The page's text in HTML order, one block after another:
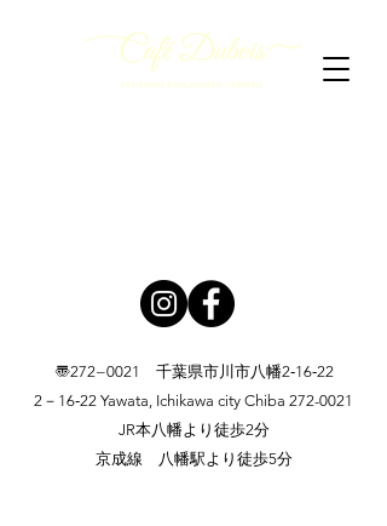
〠272−0021 千葉県市川市八幡2‐16‐22
2－16‐22 Yawata, Ichikawa city Chiba 272-0021
JR本八幡より徒歩2分
​京成線 八幡駅より徒歩5分